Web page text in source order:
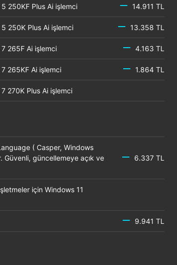
250KF Plus Ai işlemci 14.911 TL
250K Plus Ai işlemci 13.358 TL
265F Ai işlemci 4.163 TL
265KF Ai işlemci 1.864 TL
270K Plus Ai işlemci
( Casper, Windows
Güvenli, güncellemeye açık ve
6.337 TL
için Windows 11
9.941 TL